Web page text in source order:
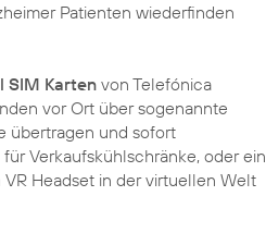
Patienten wiederfinden
SIM Karten von Telefónica
vor Ort über sogenannte
übertragen und sofort
Verkaufskühlschränke, oder ein
Headset in der virtuellen Welt